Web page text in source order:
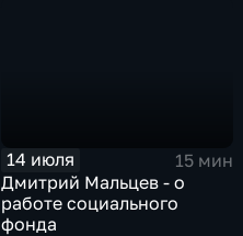
14 июля
15 мин
Дмитрий Мальцев - о
работе социального
фонда